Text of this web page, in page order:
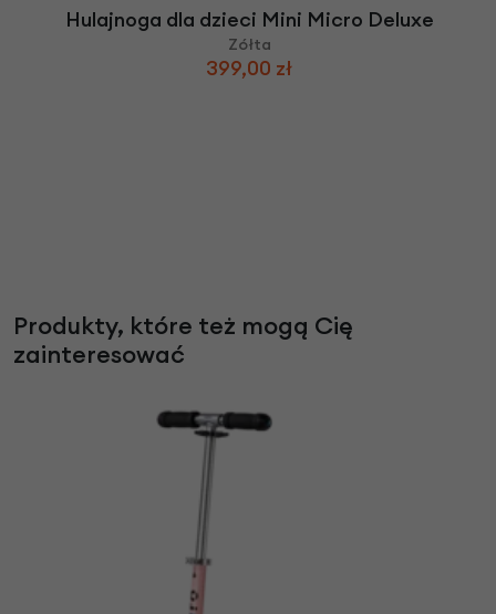
Hulajnoga dla dzieci Mini Micro Deluxe
Zółta
399,00 zł
Produkty, które też mogą Cię
zainteresować